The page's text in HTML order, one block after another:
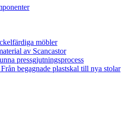
möbler
av Scancastor
pressgjutningsprocess
begagnade plastskal till nya stolar